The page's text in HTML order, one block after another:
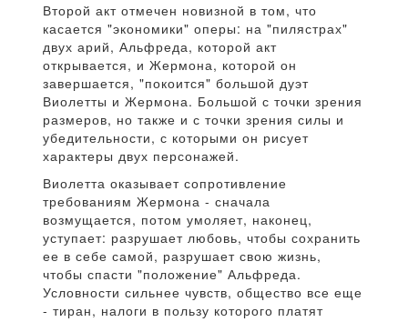
Второй акт отмечен новизной в том, что
касается "экономики" оперы: на "пилястрах"
двух арий, Альфреда, которой акт
открывается, и Жермона, которой он
завершается, "покоится" большой дуэт
Виолетты и Жермона. Большой с точки зрения
размеров, но также и с точки зрения силы и
убедительности, с которыми он рисует
характеры двух персонажей.
Виолетта оказывает сопротивление
требованиям Жермона - сначала
возмущается, потом умоляет, наконец,
уступает: разрушает любовь, чтобы сохранить
ее в себе самой, разрушает свою жизнь,
чтобы спасти "положение" Альфреда.
Условности сильнее чувств, общество все еще
- тиран, налоги в пользу которого платят